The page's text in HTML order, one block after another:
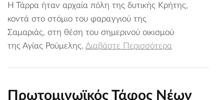
Η Τάρρα ήταν αρχαία πόλη της δυτικής Κρήτης,
κοντά στο στόμιο του φαραγγιού της
Σαμαριάς, στη θέση του σημερινού οικισμού
της Αγίας Ρούμελης. Διαβάστε Περισσότερα
Πρωτομινωϊκός Τάφος Νέων